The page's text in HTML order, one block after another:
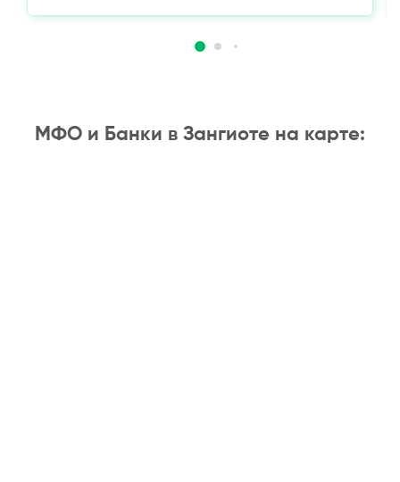
МФО и Банки в Зангиоте на карте: